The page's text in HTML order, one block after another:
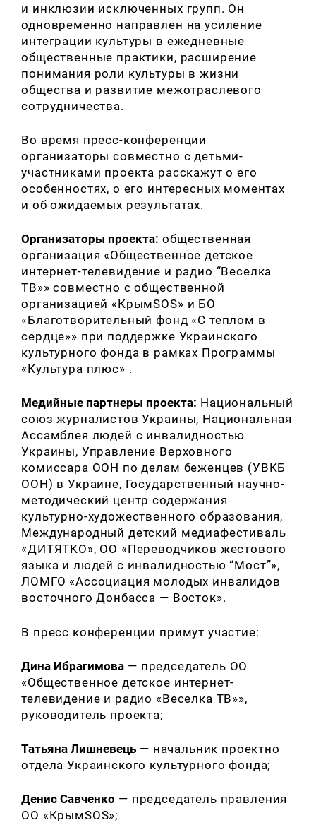
и инклюзии исключенных групп. Он
одновременно направлен на усиление
интеграции культуры в ежедневные
общественные практики, расширение
понимания роли культуры в жизни
общества и развитие межотраслевого
сотрудничества.
Во время пресс-конференции
организаторы совместно с детьми-
участниками проекта расскажут о его
особенностях, о его интересных моментах
и об ожидаемых результатах.
Организаторы проекта: общественная
организация «Общественное детское
интернет-телевидение и радио “Веселка
ТВ»» совместно с общественной
организацией «КрымSOS» и БО
«Благотворительный фонд «С теплом в
сердце»» при поддержке Украинского
культурного фонда в рамках Программы
«Культура плюс» .
Медийные партнеры проекта: Национальный
союз журналистов Украины, Национальная
Ассамблея людей с инвалидностью
Украины, Управление Верховного
комиссара ООН по делам беженцев (УВКБ
ООН) в Украине, Государственный научно-
методический центр содержания
культурно-художественного образования,
Международный детский медиафестиваль
«ДИТЯТКО», ОО «Переводчиков жестового
языка и людей с инвалидностью “Мост”»,
ЛОМГО «Ассоциация молодых инвалидов
восточного Донбасса — Восток».
В пресс конференции примут участие:
Дина Ибрагимова — председатель ОО
«Общественное детское интернет-
телевидение и радио «Веселка ТВ»»,
руководитель проекта;
Татьяна Лишневець — начальник проектно
отдела Украинского культурного фонда;
Денис Савченко — председатель правления
ОО «КрымSOS»;